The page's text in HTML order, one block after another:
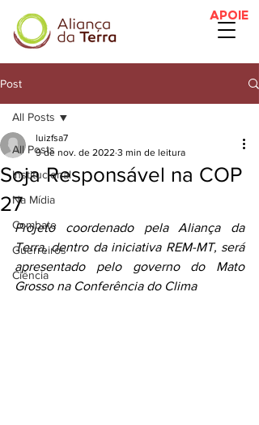
APOIE
Post
All Posts
Institucional
Na Mídia
Combate
Guerreiros
Ciência
All Posts
Soja Responsável na COP
27
luizfsa7
9 de nov. de 2022 3 min de leitura
Projeto coordenado pela Aliança da
Terra, dentro da iniciativa REM-MT, será
apresentado pelo governo do Mato
Grosso na Conferência do Clima